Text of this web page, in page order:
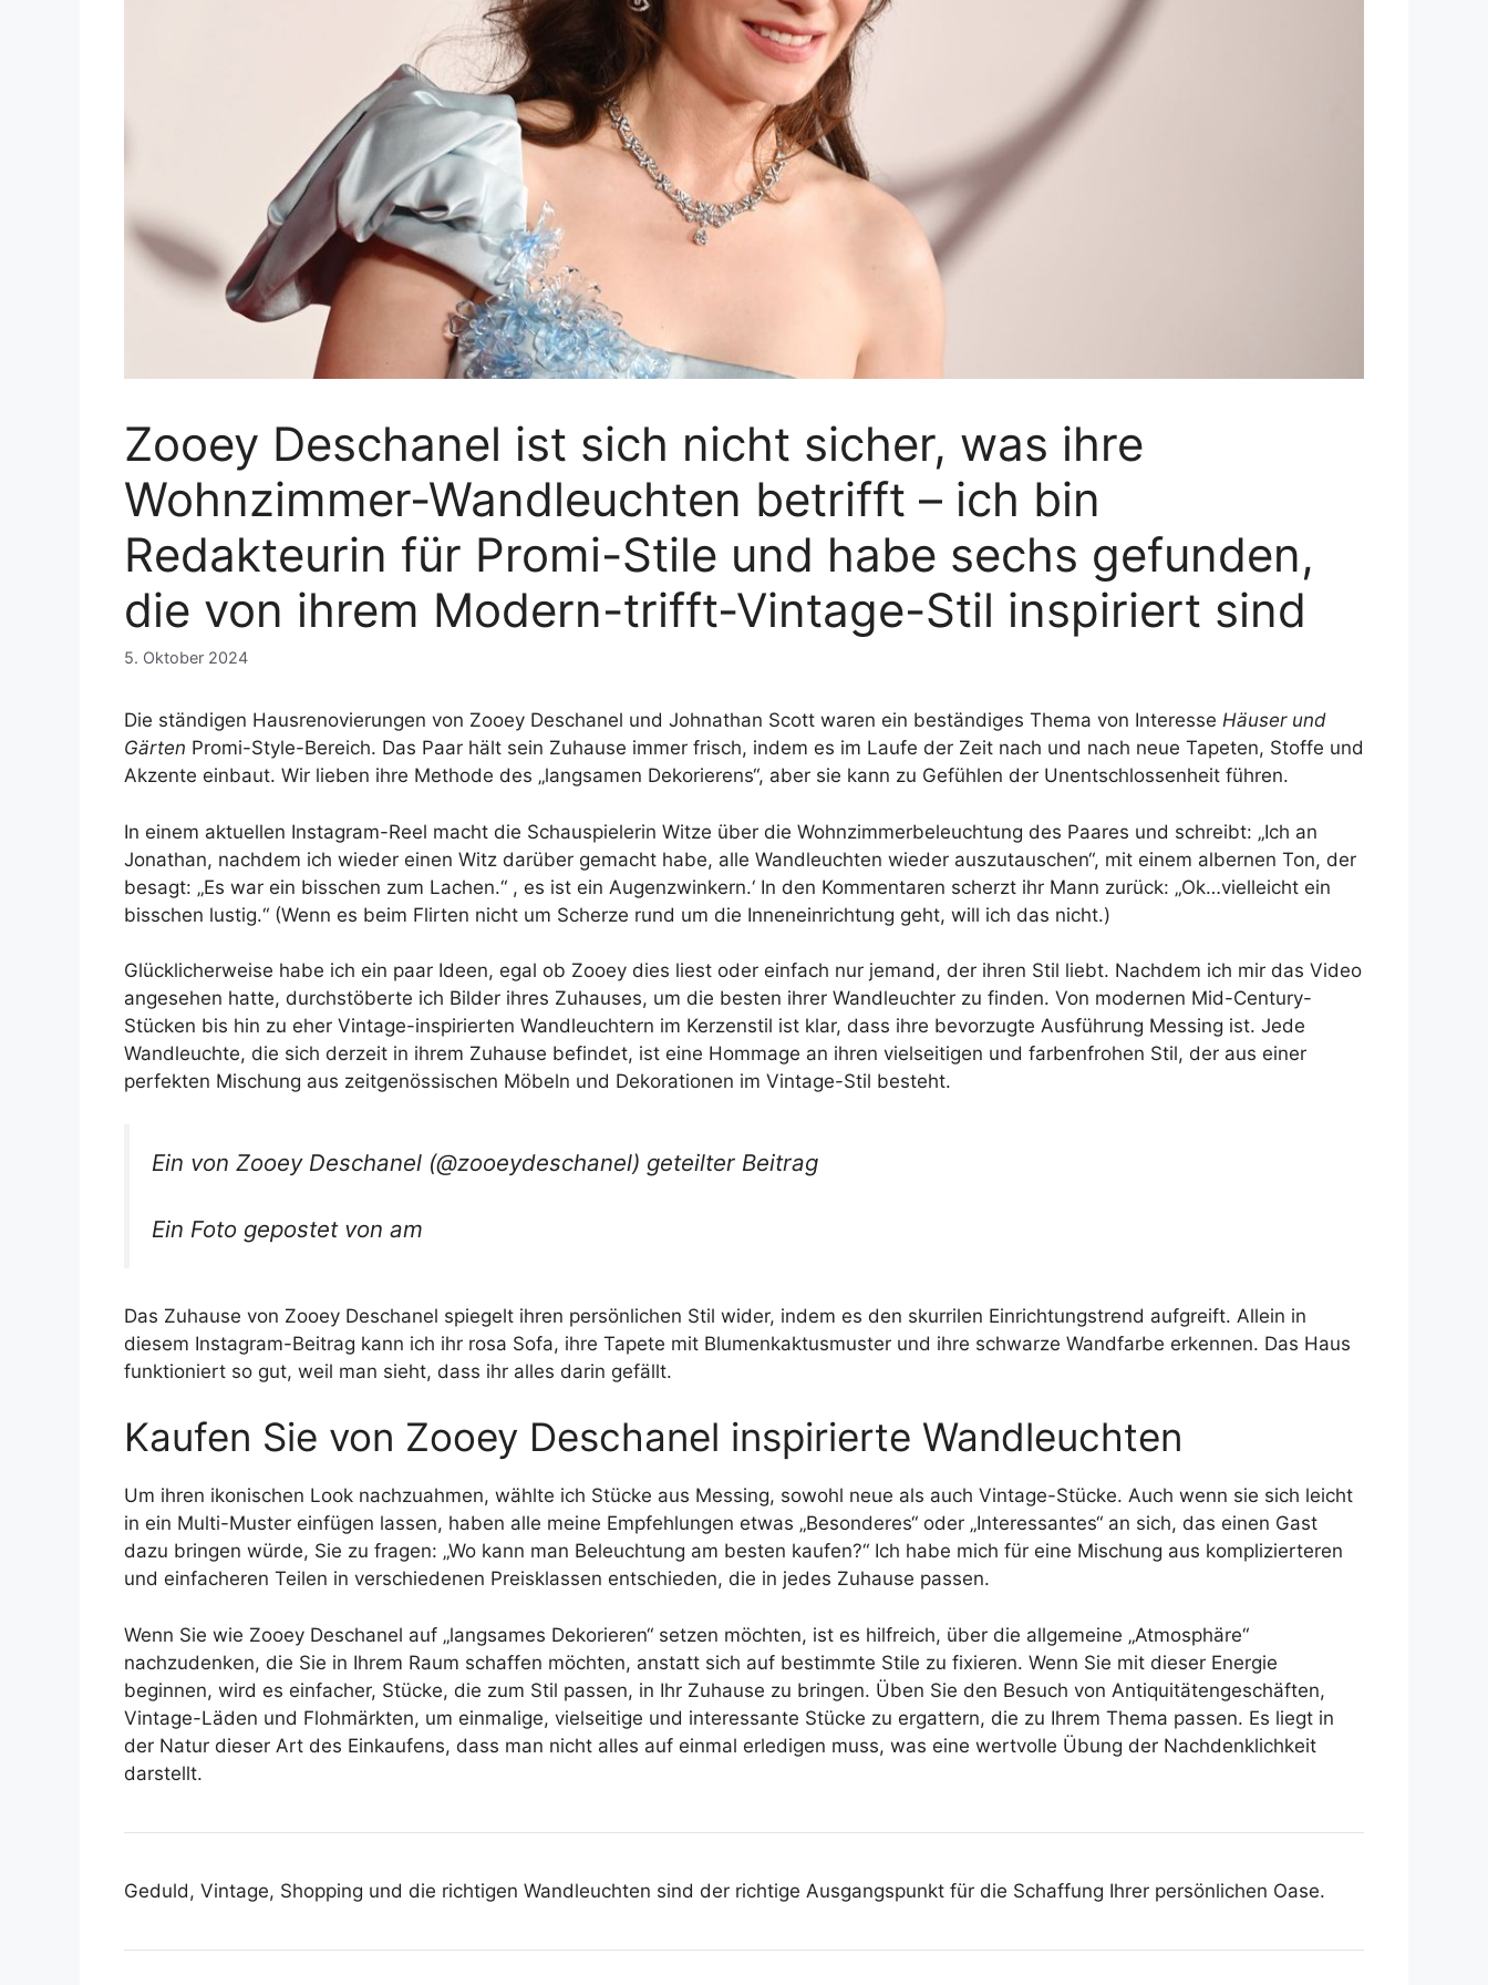
Zooey Deschanel ist sich nicht sicher, was ihre
Wohnzimmer-Wandleuchten betrifft – ich bin
Redakteurin für Promi-Stile und habe sechs gefunden,
die von ihrem Modern-trifft-Vintage-Stil inspiriert sind
5. Oktober 2024
Die ständigen Hausrenovierungen von Zooey Deschanel und Johnathan Scott waren ein beständiges Thema von Interesse Häuser und
Gärten Promi-Style-Bereich. Das Paar hält sein Zuhause immer frisch, indem es im Laufe der Zeit nach und nach neue Tapeten, Stoffe und
Akzente einbaut. Wir lieben ihre Methode des „langsamen Dekorierens“, aber sie kann zu Gefühlen der Unentschlossenheit führen.
In einem aktuellen Instagram-Reel macht die Schauspielerin Witze über die Wohnzimmerbeleuchtung des Paares und schreibt: „Ich an
Jonathan, nachdem ich wieder einen Witz darüber gemacht habe, alle Wandleuchten wieder auszutauschen“, mit einem albernen Ton, der
besagt: „Es war ein bisschen zum Lachen.“ , es ist ein Augenzwinkern.‘ In den Kommentaren scherzt ihr Mann zurück: „Ok…vielleicht ein
bisschen lustig.“ (Wenn es beim Flirten nicht um Scherze rund um die Inneneinrichtung geht, will ich das nicht.)
Glücklicherweise habe ich ein paar Ideen, egal ob Zooey dies liest oder einfach nur jemand, der ihren Stil liebt. Nachdem ich mir das Video
angesehen hatte, durchstöberte ich Bilder ihres Zuhauses, um die besten ihrer Wandleuchter zu finden. Von modernen Mid-Century-
Stücken bis hin zu eher Vintage-inspirierten Wandleuchtern im Kerzenstil ist klar, dass ihre bevorzugte Ausführung Messing ist. Jede
Wandleuchte, die sich derzeit in ihrem Zuhause befindet, ist eine Hommage an ihren vielseitigen und farbenfrohen Stil, der aus einer
perfekten Mischung aus zeitgenössischen Möbeln und Dekorationen im Vintage-Stil besteht.
Ein von Zooey Deschanel (@zooeydeschanel) geteilter Beitrag
Ein Foto gepostet von am
Das Zuhause von Zooey Deschanel spiegelt ihren persönlichen Stil wider, indem es den skurrilen Einrichtungstrend aufgreift. Allein in
diesem Instagram-Beitrag kann ich ihr rosa Sofa, ihre Tapete mit Blumenkaktusmuster und ihre schwarze Wandfarbe erkennen. Das Haus
funktioniert so gut, weil man sieht, dass ihr alles darin gefällt.
Kaufen Sie von Zooey Deschanel inspirierte Wandleuchten
Um ihren ikonischen Look nachzuahmen, wählte ich Stücke aus Messing, sowohl neue als auch Vintage-Stücke. Auch wenn sie sich leicht
in ein Multi-Muster einfügen lassen, haben alle meine Empfehlungen etwas „Besonderes“ oder „Interessantes“ an sich, das einen Gast
dazu bringen würde, Sie zu fragen: „Wo kann man Beleuchtung am besten kaufen?“ Ich habe mich für eine Mischung aus komplizierteren
und einfacheren Teilen in verschiedenen Preisklassen entschieden, die in jedes Zuhause passen.
Wenn Sie wie Zooey Deschanel auf „langsames Dekorieren“ setzen möchten, ist es hilfreich, über die allgemeine „Atmosphäre“
nachzudenken, die Sie in Ihrem Raum schaffen möchten, anstatt sich auf bestimmte Stile zu fixieren. Wenn Sie mit dieser Energie
beginnen, wird es einfacher, Stücke, die zum Stil passen, in Ihr Zuhause zu bringen. Üben Sie den Besuch von Antiquitätengeschäften,
Vintage-Läden und Flohmärkten, um einmalige, vielseitige und interessante Stücke zu ergattern, die zu Ihrem Thema passen. Es liegt in
der Natur dieser Art des Einkaufens, dass man nicht alles auf einmal erledigen muss, was eine wertvolle Übung der Nachdenklichkeit
darstellt.
Geduld, Vintage, Shopping und die richtigen Wandleuchten sind der richtige Ausgangspunkt für die Schaffung Ihrer persönlichen Oase.